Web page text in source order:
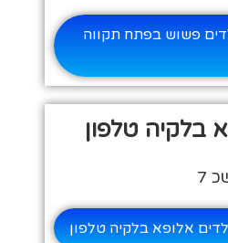
פשוש בפתח תקווה
בלקיה טלפון
7
אלופא בלקיה טלפון